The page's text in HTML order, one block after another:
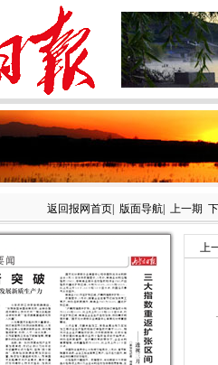
返回报网首页| 版面导航| 上一期
上